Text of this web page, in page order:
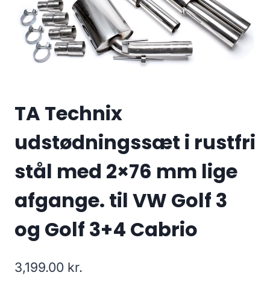
TA Technix
udstødningssæt i rustfri
stål med 2×76 mm lige
afgange. til VW Golf 3
og Golf 3+4 Cabrio
3,199.00 kr.